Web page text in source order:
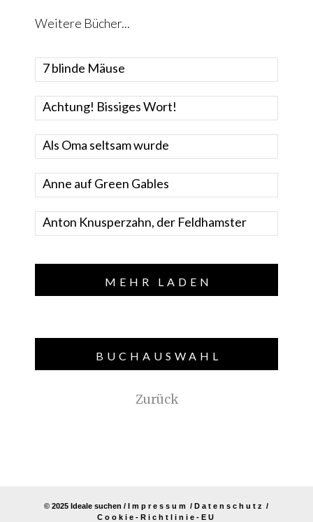
Weitere Bücher...
7 blinde Mäuse
Achtung! Bissiges Wort!
Als Oma seltsam wurde
Anne auf Green Gables
Anton Knusperzahn, der Feldhamster
MEHR LADEN
BUCHAUSWAHL
Zurück
© 2025 Ideale suchen /Impressum /Datenschutz /
Cookie-Richtlinie-EU